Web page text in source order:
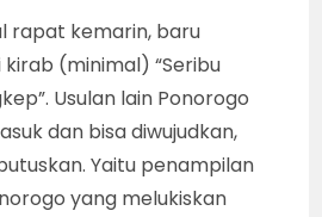
rapat kemarin, baru
(minimal) “Seribu
Usulan lain Ponorogo
dan bisa diwujudkan,
Yaitu penampilan
yang melukiskan